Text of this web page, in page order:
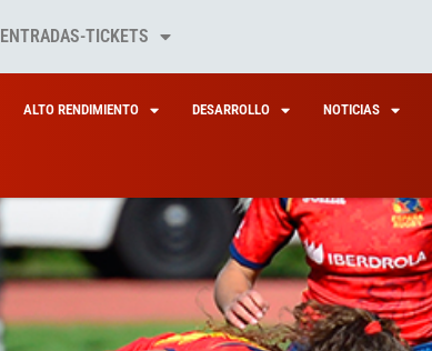
ENTRADAS-TICKETS
ALTO RENDIMIENTO DESARROLLO NOTICIAS